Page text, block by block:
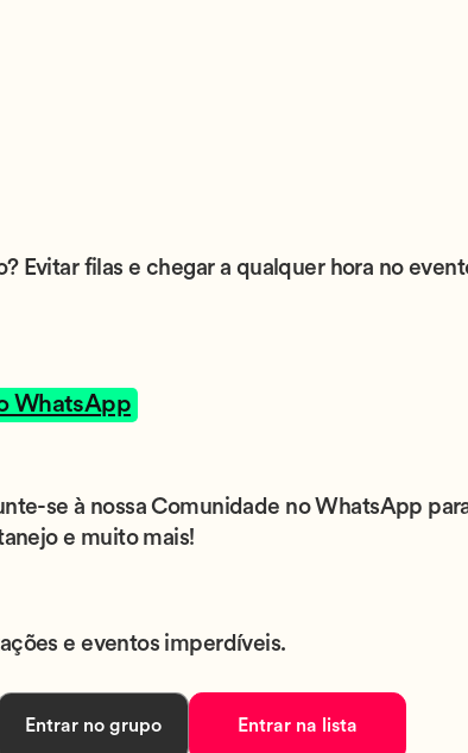
Evitar filas e chegar a qualquer hora no
WhatsApp
se à nossa Comunidade no WhatsApp
e muito mais!
e eventos imperdíveis.
Entrar no grupo Entrar na lista